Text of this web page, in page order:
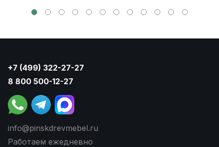
+7 (499) 322-27-27
8 800 500-12-27
info@pinskdrevmebel.ru
Работаем ежедневно